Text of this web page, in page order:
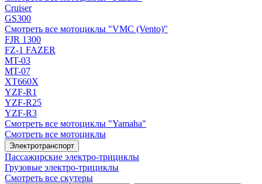
Cruiser
GS300
Смотреть все мотоциклы "VMC (Vento)"
FJR 1300
FZ-1 FAZER
MT-03
MT-07
XT660X
YZF-R1
YZF-R25
YZF-R3
Смотреть все мотоциклы "Yamaha"
Смотреть все мотоциклы
Электротранспорт
Пассажирские электро‑трициклы
Грузовые электро‑трициклы
Смотреть все скутеры